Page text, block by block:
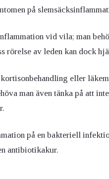
på
vid vila; man
rörelse av leden kan dock
eller
man även tänka på att
på en bakteriell
antibiotikakur.